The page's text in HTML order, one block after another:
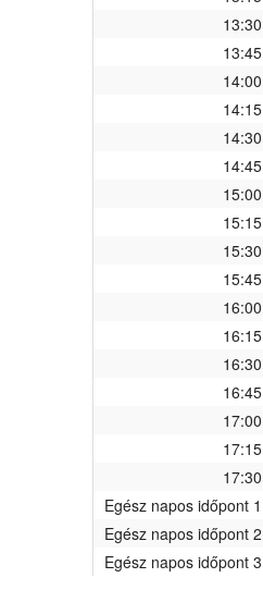
13:30
13:45
14:00
14:15
14:30
14:45
15:00
15:15
15:30
15:45
16:00
16:15
16:30
16:45
17:00
17:15
17:30
Egész napos időpont 1
Egész napos időpont 2
Egész napos időpont 3